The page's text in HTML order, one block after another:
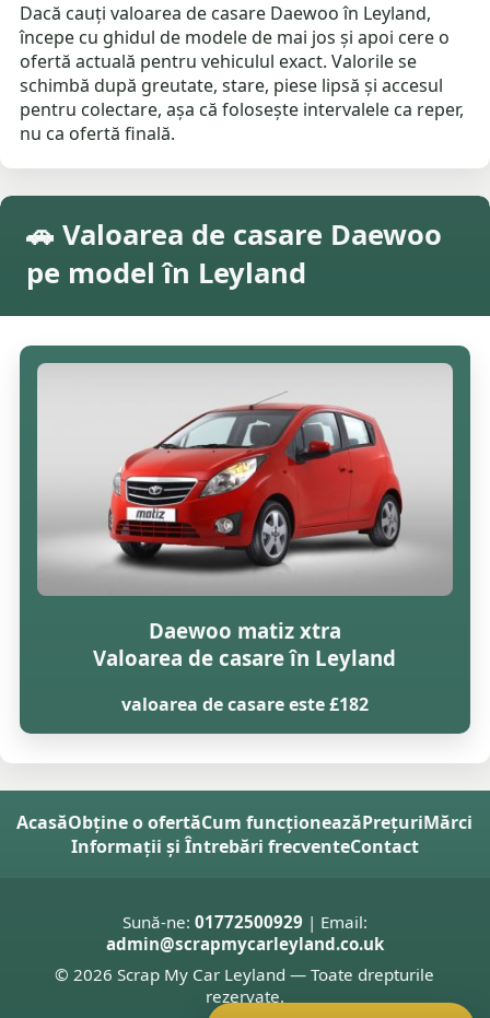
Dacă cauți valoarea de casare Daewoo în Leyland,
începe cu ghidul de modele de mai jos și apoi cere o
ofertă actuală pentru vehiculul exact. Valorile se
schimbă după greutate, stare, piese lipsă și accesul
pentru colectare, așa că folosește intervalele ca reper,
nu ca ofertă finală.
🚗 Valoarea de casare Daewoo
pe model în Leyland
Daewoo matiz xtra
Valoarea de casare în Leyland
valoarea de casare este £182
AcasăObține o ofertăCum funcționeazăPrețuriMărci
Informații și Întrebări frecventeContact
Sună-ne: 01772500929 | Email:
admin@scrapmycarleyland.co.uk
© 2026 Scrap My Car Leyland — Toate drepturile
rezervate.